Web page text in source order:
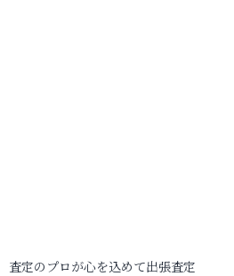
査定のプロが心を込めて出張査定